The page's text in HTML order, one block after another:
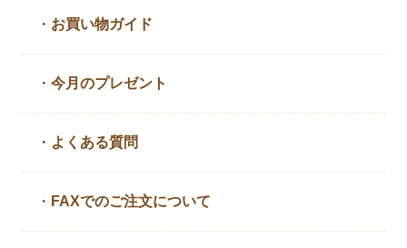
・ お買い物ガイド
・今月のプレゼント
・ よくある質問
・ FAXでのご注文について